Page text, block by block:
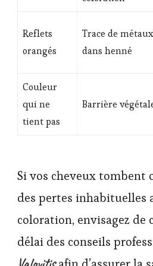
Reflets
orangés
Trace de métaux
dans henné
Couleur
qui ne
tient pas
Barrière
Si vos cheveux tombent
des pertes inhabituelles
coloration, envisagez de
délai des conseils